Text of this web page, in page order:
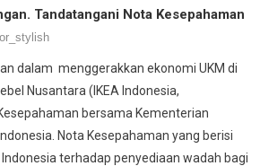
Tandatangani Nota Kesepahaman
dalam menggerakkan ekonomi UKM di
Nusantara (IKEA Indonesia,
bersama Kementerian
Nota Kesepahaman yang berisi
terhadap penyediaan wadah bagi